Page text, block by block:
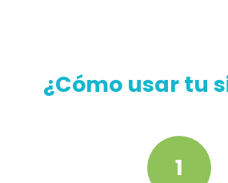
¿Cómo usar tu
​1